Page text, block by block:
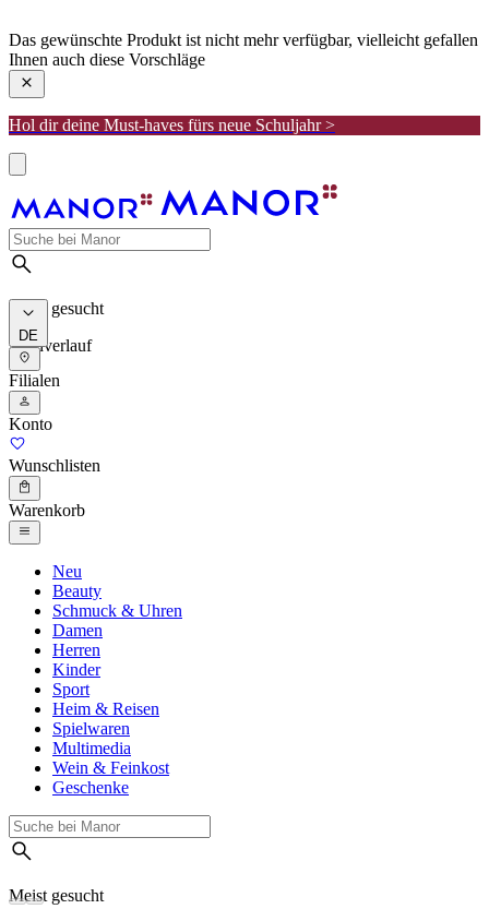
Das gewünschte Produkt ist nicht mehr verfügbar, vielleicht gefallen
Ihnen auch diese Vorschläge
Hol dir deine Must-haves fürs neue Schuljahr >
Meist gesucht
Suchverlauf
DE
Filialen
Konto
Wunschlisten
Warenkorb
Neu
Beauty
Schmuck & Uhren
Damen
Herren
Kinder
Sport
Heim & Reisen
Spielwaren
Multimedia
Wein & Feinkost
Geschenke
Meist gesucht